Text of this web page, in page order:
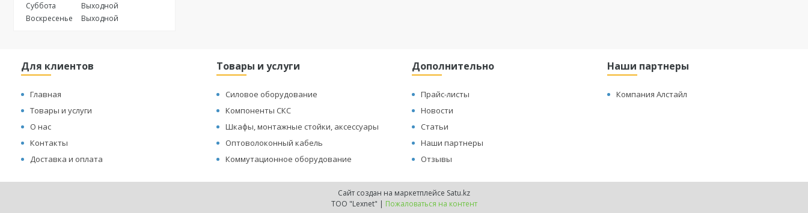
Суббота
Выходной
Воскресенье
Выходной
Для клиентов
Главная
Товары и услуги
О нас
Контакты
Доставка и оплата
Товары и услуги
Силовое оборудование
Компоненты СКС
Шкафы, монтажные стойки, аксессуары
Оптоволоконный кабель
Коммутационное оборудование
Дополнительно
Прайс-листы
Новости
Статьи
Наши партнеры
Отзывы
Наши партнеры
Компания Алстайл
Сайт создан на маркетплейсе Satu.kz
ТОО "Lexnet" | Пожаловаться на контент